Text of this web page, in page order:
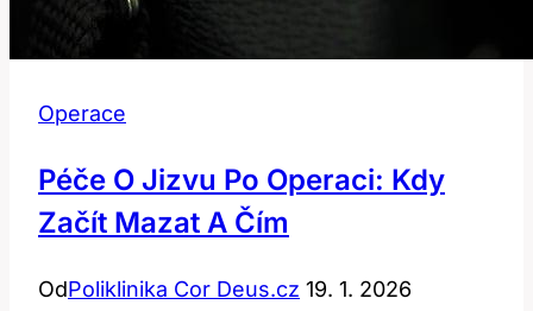
Operace
Péče O Jizvu Po Operaci: Kdy
Začít Mazat A Čím
OdPoliklinika Cor Deus.cz 19. 1. 2026